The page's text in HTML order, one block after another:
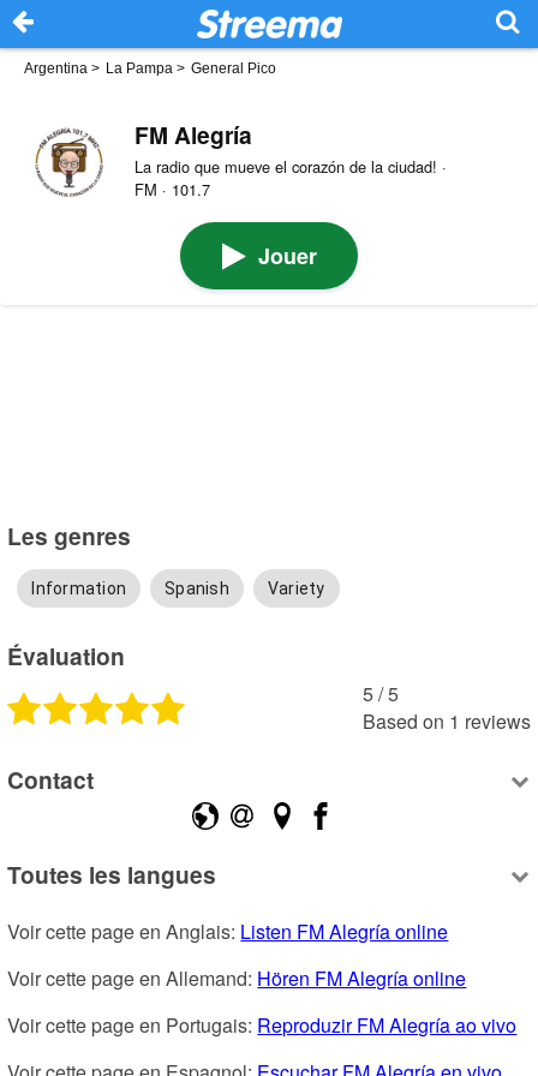
Argentina > La Pampa > General Pico
FM Alegría
La radio que mueve el corazón de la ciudad! ·
FM · 101.7
Jouer
Les genres
Information Spanish Variety
Évaluation
5 /5
Based on 1 reviews
Contact
Toutes les langues
Voir cette page en Anglais: Listen FM Alegría online
Voir cette page en Allemand: Hören FM Alegría online
Voir cette page en Portugais: Reproduzir FM Alegría ao vivo